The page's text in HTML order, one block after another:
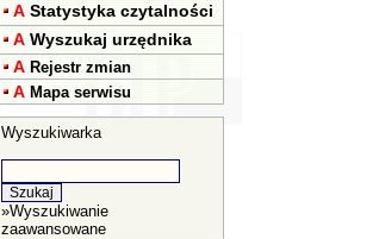
A Statystyka czytalności
A Wyszukaj urzędnika
A Rejestr zmian
A Mapa serwisu
Wyszukiwarka
»Wyszukiwanie
zaawansowane